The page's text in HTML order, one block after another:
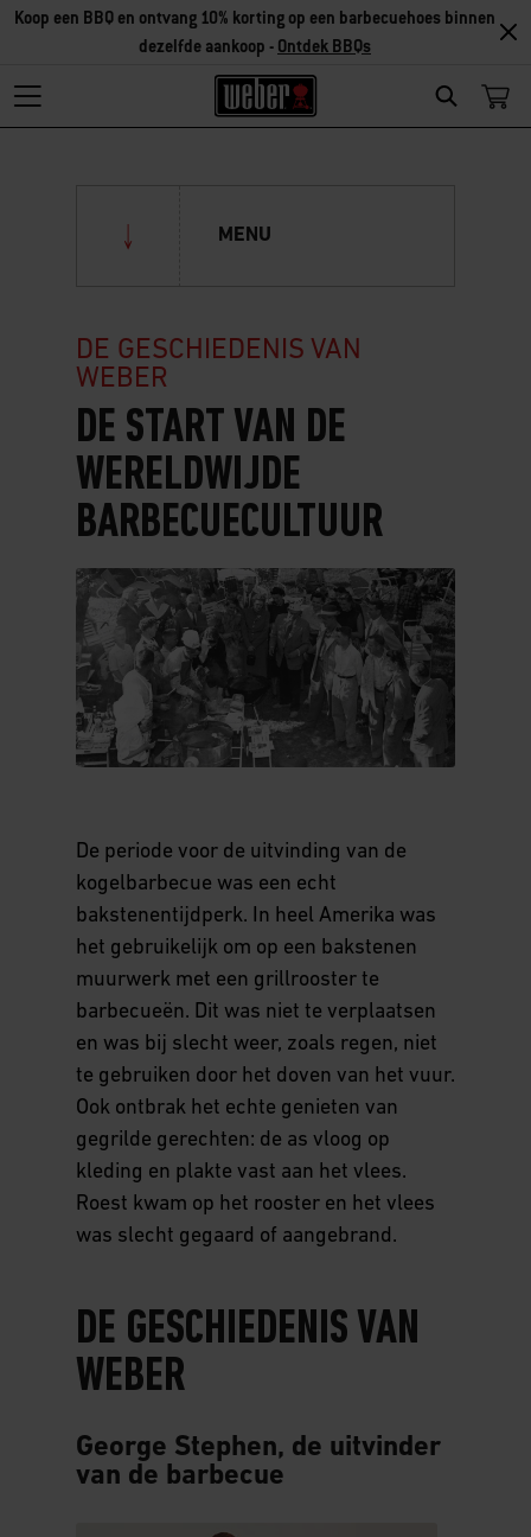
Search
Koop een BBQ en ontvang 10% korting op een barbecuehoes binnen
dezelfde aankoop - Ontdek BBQs
MENU
De geschiedenis van Weber
De voordelen van Weber
Design
Veiligheid
Eenvoud
Duurzaamheid
Business to business
Werken bij Weber
Current opportunities
Pers
DE GESCHIEDENIS VAN
WEBER
DE START VAN DE
WERELDWIJDE
BARBECUECULTUUR
De periode voor de uitvinding van de
kogelbarbecue was een echt
bakstenentijdperk. In heel Amerika was
het gebruikelijk om op een bakstenen
muurwerk met een grillrooster te
barbecueën. Dit was niet te verplaatsen
en was bij slecht weer, zoals regen, niet
te gebruiken door het doven van het vuur.
Ook ontbrak het echte genieten van
gegrilde gerechten: de as vloog op
kleding en plakte vast aan het vlees.
Roest kwam op het rooster en het vlees
was slecht gegaard of aangebrand.
DE GESCHIEDENIS VAN
WEBER
George Stephen, de uitvinder
van de barbecue